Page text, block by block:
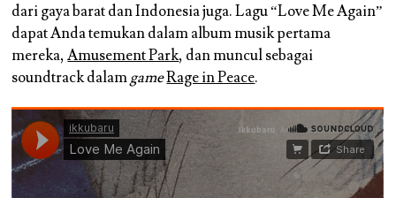
dari gaya barat dan Indonesia juga. Lagu “Love Me Again”
dapat Anda temukan dalam album musik pertama
mereka,Amusement Park, dan muncul sebagai
soundtrack dalamgameRage in Peace.